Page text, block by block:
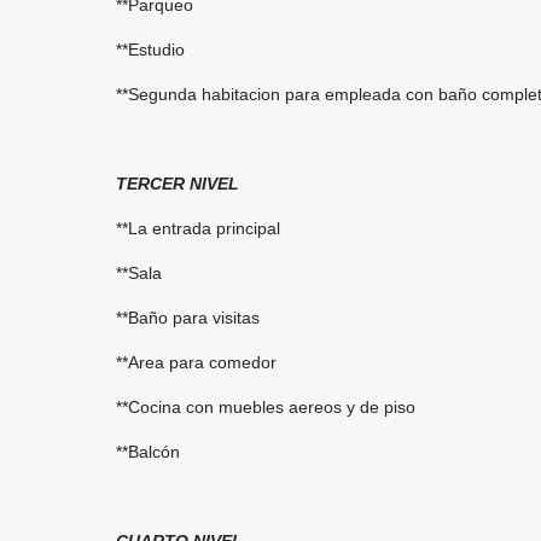
**Parqueo
**Estudio
**Segunda habitacion para empleada con baño
TERCER NIVEL
**La entrada principal
**Sala
**Baño para visitas
**Area para comedor
**Cocina con muebles aereos y de piso
**Balcón